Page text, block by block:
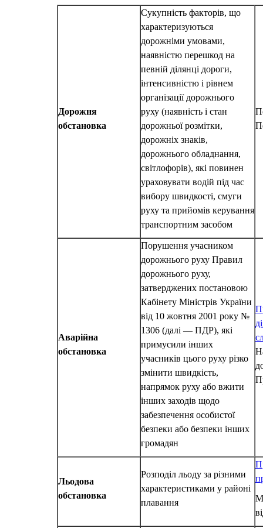
Дорожня
обстановка
Сукупність факторів, що
характеризуються
дорожніми умовами,
наявністю перешкод на
певній ділянці дороги,
інтенсивністю і рівнем
організації дорожнього
руху (наявність і стан
дорожньої розмітки,
дорожніх знаків,
дорожнього обладнання,
світлофорів), які повинен
ураховувати водій під час
вибору швидкості, смуги
руху та прийомів керування
транспортним засобом
Аварійна
обстановка
Порушення учасником
дорожнього руху Правил
дорожнього руху,
затверджених постановою
Кабінету Міністрів України
від 10 жовтня 2001 року №
1306 (далі — ПДР), які
примусили інших
учасників цього руху різко
змінити швидкість,
напрямок руху або вжити
інших заходів щодо
забезпечення особистої
безпеки або безпеки інших
громадян
Льодова
обстановка
Розподіл льоду за різними
характеристиками у районі
плавання